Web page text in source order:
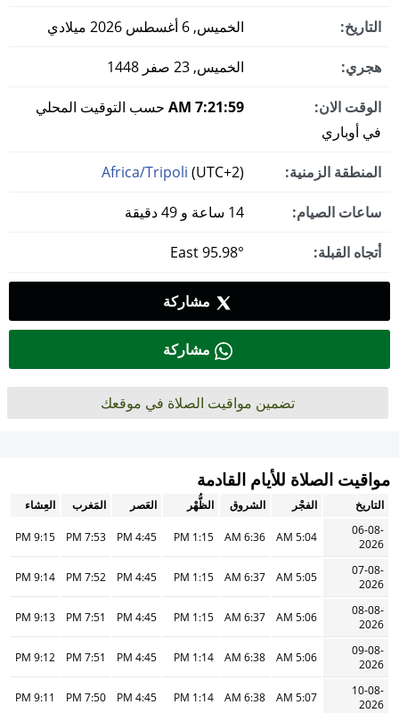
التاريخ: الخميس, 6 أغسطس 2026 ميلادي
هجري: الخميس, 23 صفر 1448
الوقت الان: 7:21:59 AM
حسب التوقيت المحلي
في أوباري
المنطقة الزمنية: Africa/Tripoli (UTC+2)
ساعات الصيام:
أتجاه القبلة:
مشاركة
مشاركة
تضمين مواقيت الصلاة في موقعك
مواقيت الصلاة للأيام القادمة
التاريخ الفجْر الشروق الظُّهْر العَصر المَغرب
العِشاء
06-08-
2026
5:04 AM
6:36 AM
1:15 PM
4:45 PM
7:53 PM
9:15 PM
07-08-
2026
5:05 AM
6:37 AM
1:15 PM
4:45 PM
7:52 PM
9:14 PM
08-08-
2026
5:06 AM
6:37 AM
1:15 PM
4:45 PM
7:51 PM
9:13 PM
09-08-
2026
5:06 AM
6:38 AM
1:14 PM
4:45 PM
7:51 PM
9:12 PM
10-08-
2026
5:07 AM
6:38 AM
1:14 PM
4:45 PM
7:50 PM
9:11 PM